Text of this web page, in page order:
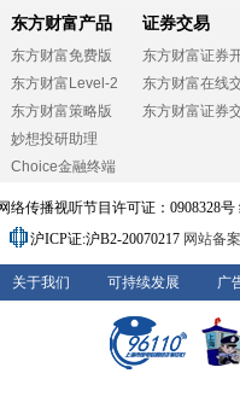
东方财富产品
东方财富免费版
东方财富Level-2
东方财富策略版
妙想投研助理
Choice金融终端
证券交易
东方财富证券
东方财富在线
东方财富证券
络传播视听节目许可证：0908328
沪ICP证:沪B2-20070217 网站备
关于我们 可持续发展 广